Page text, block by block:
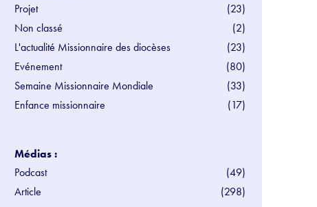
Projet
(23)
Non classé
(2)
L'actualité Missionnaire des diocèses
(23)
Evénement
(80)
Semaine Missionnaire Mondiale
(33)
Enfance missionnaire
(17)
Médias :
Podcast
(49)
Article
(298)